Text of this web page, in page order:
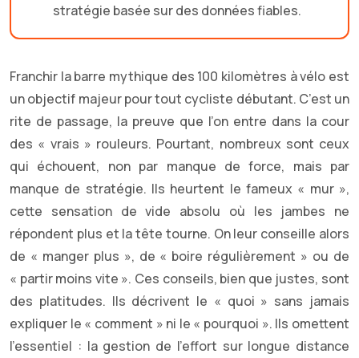
stratégie basée sur des données fiables.
Franchir la barre mythique des 100 kilomètres à vélo est
un objectif majeur pour tout cycliste débutant. C’est un
rite de passage, la preuve que l’on entre dans la cour
des « vrais » rouleurs. Pourtant, nombreux sont ceux
qui échouent, non par manque de force, mais par
manque de stratégie. Ils heurtent le fameux « mur »,
cette sensation de vide absolu où les jambes ne
répondent plus et la tête tourne. On leur conseille alors
de « manger plus », de « boire régulièrement » ou de
« partir moins vite ». Ces conseils, bien que justes, sont
des platitudes. Ils décrivent le « quoi » sans jamais
expliquer le « comment » ni le « pourquoi ». Ils omettent
l’essentiel : la gestion de l’effort sur longue distance